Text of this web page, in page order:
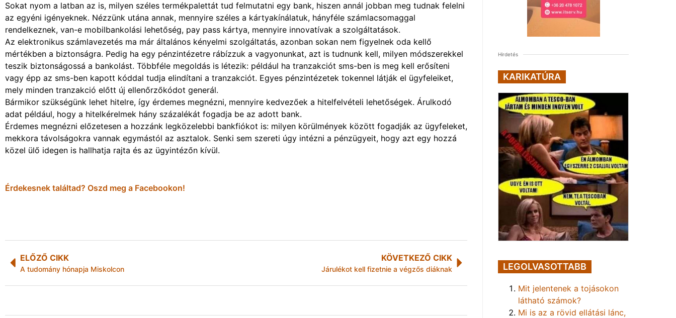
Sokat nyom a latban az is, milyen széles termékpalettát tud felmutatni egy bank, hiszen annál jobban meg tudnak felelni
az egyéni igényeknek. Nézzünk utána annak, mennyire széles a kártyakínálatuk, hányféle számlacsomaggal
rendelkeznek, van-e mobilbankolási lehetőség, pay pass kártya, mennyire innovatívak a szolgáltatások.
Az elektronikus számlavezetés ma már általános kényelmi szolgáltatás, azonban sokan nem figyelnek oda kellő
mértékben a biztonságra. Pedig ha egy pénzintézetre rábízzuk a vagyonunkat, azt is tudnunk kell, milyen módszerekkel
teszik biztonságossá a bankolást. Többféle megoldás is létezik: például ha tranzakciót sms-ben is meg kell erősíteni
vagy épp az sms-ben kapott kóddal tudja elindítani a tranzakciót. Egyes pénzintézetek tokennel látják el ügyfeleiket,
mely minden tranzakció előtt új ellenőrzőkódot generál.
Bármikor szükségünk lehet hitelre, így érdemes megnézni, mennyire kedvezőek a hitelfelvételi lehetőségek. Árulkodó
adat például, hogy a hitelkérelmek hány százalékát fogadja be az adott bank.
Érdemes megnézni előzetesen a hozzánk legközelebbi bankfiókot is: milyen körülmények között fogadják az ügyfeleket,
mekkora távolságokra vannak egymástól az asztalok. Senki sem szereti úgy intézni a pénzügyeit, hogy azt egy hozzá
közel ülő idegen is hallhatja rajta és az ügyintézőn kívül.
Érdekesnek találtad? Oszd meg a Facebookon!
ELŐZŐ CIKK
A tudomány hónapja Miskolcon
KÖVETKEZŐ CIKK
Járulékot kell fizetnie a végzős diáknak
Hirdetés
KARIKATÚRA
LEGOLVASOTTABB
Mit jelentenek a tojásokon
látható számok?
Mi is az a rövid ellátási lánc,